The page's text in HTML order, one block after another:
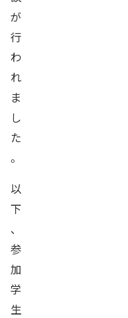
が
行
わ
れ
ま
し
た
。
以
下
、
参
加
学
生